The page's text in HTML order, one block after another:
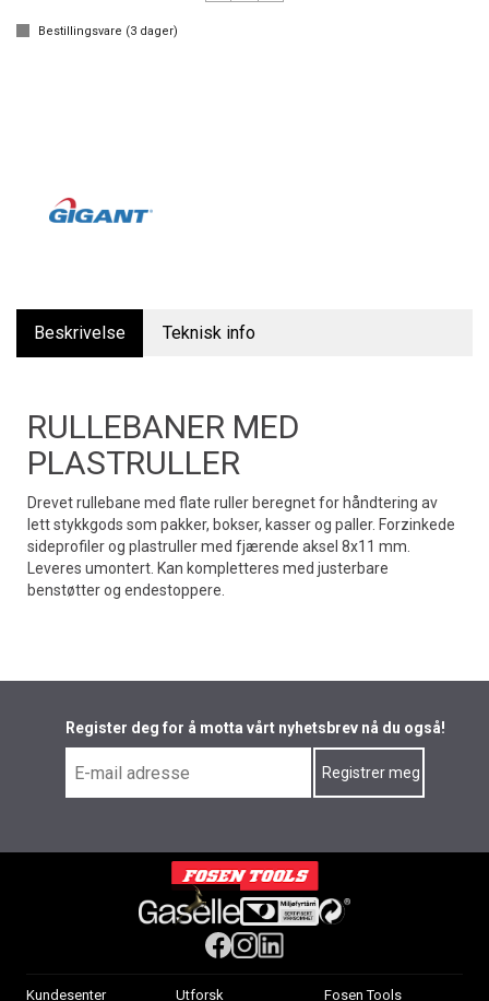
Bestillingsvare (3 dager)
Beskrivelse Teknisk info
RULLEBANER MED
PLASTRULLER
Drevet rullebane med flate ruller beregnet for håndtering av
lett stykkgods som pakker, bokser, kasser og paller. Forzinkede
sideprofiler og plastruller med fjærende aksel 8x11 mm.
Leveres umontert. Kan kompletteres med justerbare
benstøtter og endestoppere.
Register deg for å motta vårt nyhetsbrev nå du også!
Kundesenter Utforsk Fosen Tools